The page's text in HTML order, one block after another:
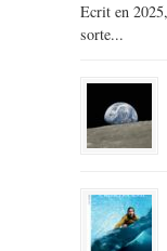
Ecrit en
sorte...